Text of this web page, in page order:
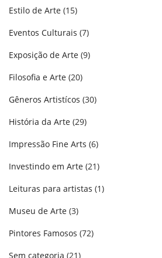
Estilo de Arte (15)
Eventos Culturais (7)
Exposição de Arte (9)
Filosofia e Arte (20)
Gêneros Artistícos (30)
História da Arte (29)
Impressão Fine Arts (6)
Investindo em Arte (21)
Leituras para artistas (1)
Museu de Arte (3)
Pintores Famosos (72)
Sem categoria (21)